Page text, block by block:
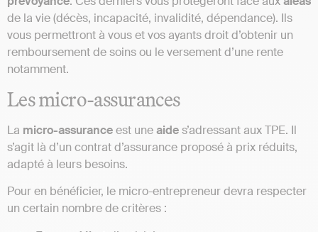
de la vie (décès, incapacité, invalidité, dépendance). Ils
vous permettront à vous et vos ayants droit d’obtenir un
remboursement de soins ou le versement d’une rente
notamment.
Les micro-assurances
La micro-assuranceest uneaides’adressant aux TPE. Il
s’agit là d’un contrat d’assurance proposé à prix réduits,
adapté à leurs besoins.
Pour en bénéficier, le micro-entrepreneur devra respecter
un certain nombre de critères :